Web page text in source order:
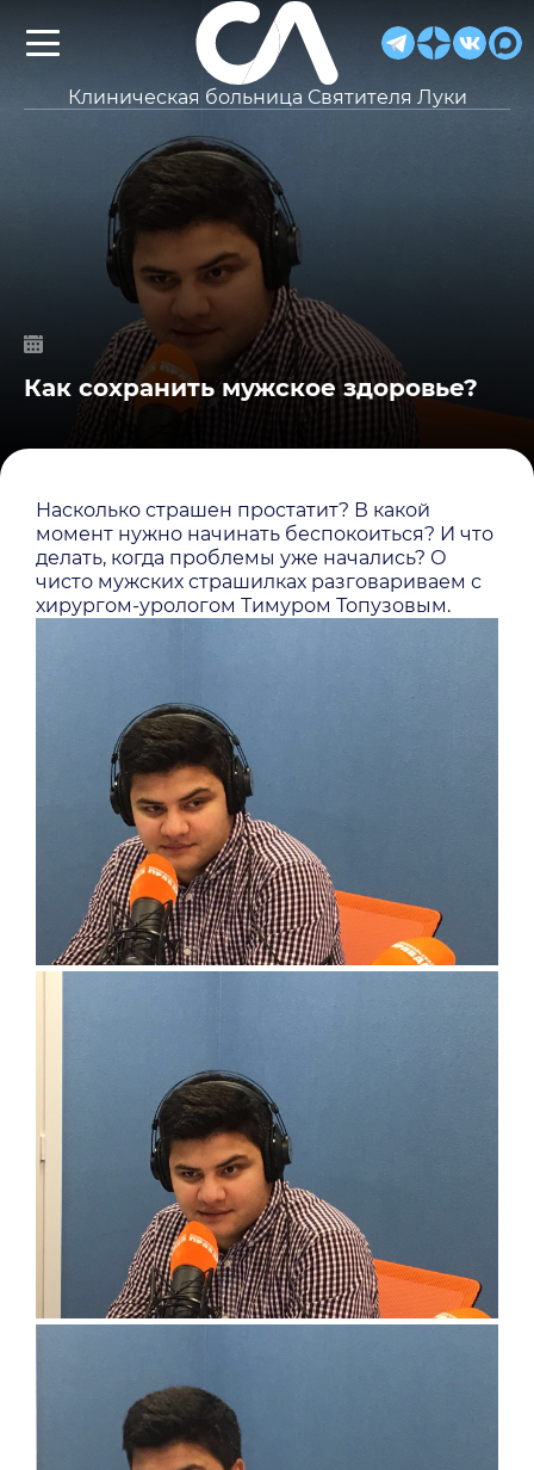
Клиническая больница Святителя Луки
Как сохранить мужское здоровье?
Насколько страшен простатит? В какой
момент нужно начинать беспокоиться? И что
делать, когда проблемы уже начались? О
чисто мужских страшилках разговариваем с
хирургом-урологом Тимуром Топузовым.